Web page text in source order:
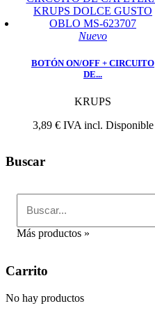
Nuevo
BOTÓN ON/OFF + CIRCUITO
DE...
KRUPS
3,89 € IVA incl. Disponible
Buscar
Más productos »
Carrito
No hay productos